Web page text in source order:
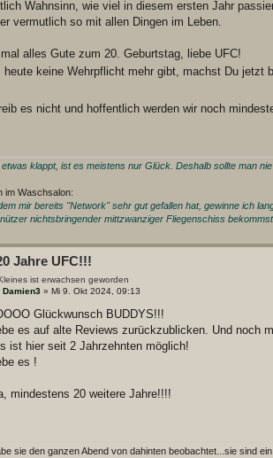
Wahnsinn, wie viel in diesem ersten Jahr
vermutlich so mit allen Dingen im Leben.
alles Gute zum 20. Geburtstag, liebe UFC!
heute keine Wehrpflicht mehr gibt, machst Du jetzt
es nicht und hoffentlich werden wir noch
etwas klappt, ist es meistens nur Glück. Deshalb sollte man
im Waschsalon:
mir bereits "Network" sehr gut gefallen hat, gewinne ich
nichtsbringender mittzwanziger Fliegenschiss
Jahre UFC!!!
ist erwachsen geworden
Damien3» Mi 9. Okt 2024, 09:13
Glückwunsch BUDDYS!!!
es auf alte Reviews zurückzublicken. Und noch
ist hier seit 2 Jahrzehnten möglich!
es !
mindestens 20 weitere Jahre!!!!
sie den ganzen Abend von dahinten beobachtet...sie sind